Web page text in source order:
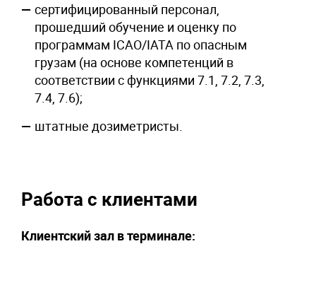
сертифицированный персонал,
прошедший обучение и оценку по
программам ICAO/IATA по опасным
грузам (на основе компетенций в
соответствии с функциями 7.1, 7.2, 7.3,
7.4, 7.6);
штатные дозиметристы.
Работа с клиентами
Клиентский зал в терминале: